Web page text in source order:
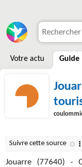
Votre actu Guide
Jouarre (77640) -